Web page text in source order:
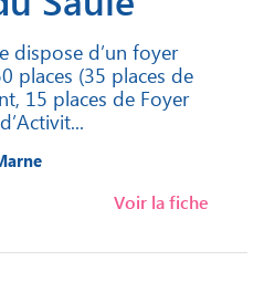
dispose d’un foyer
places (35 places de
15 places de Foyer
Voir la fiche